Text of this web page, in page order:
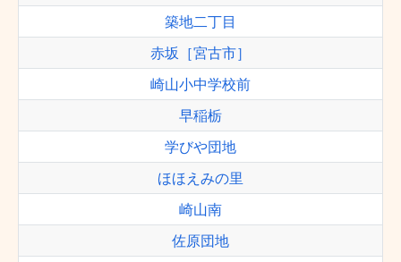
築地二丁目
赤坂［宮古市］
崎山小中学校前
早稲栃
学びや団地
ほほえみの里
崎山南
佐原団地